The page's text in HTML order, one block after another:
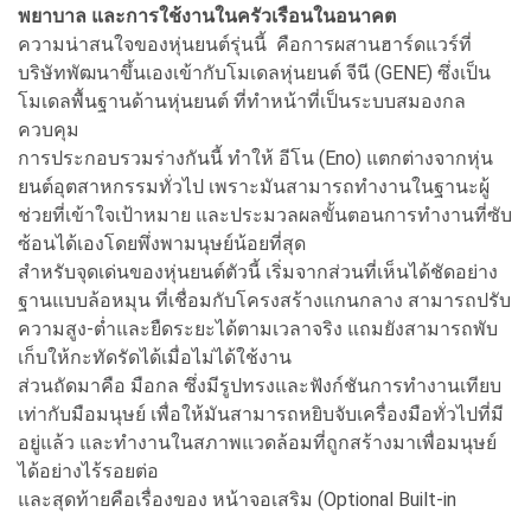
พยาบาล และการใช้งานในครัวเรือนในอนาคต
ความน่าสนใจของหุ่นยนต์รุ่นนี้ คือการผสานฮาร์ดแวร์ที่
บริษัทพัฒนาขึ้นเองเข้ากับโมเดลหุ่นยนต์ จีนี (GENE) ซึ่งเป็น
โมเดลพื้นฐานด้านหุ่นยนต์ ที่ทำหน้าที่เป็นระบบสมองกล
ควบคุม
การประกอบรวมร่างกันนี้ ทำให้ อีโน (Eno) แตกต่างจากหุ่น
ยนต์อุตสาหกรรมทั่วไป เพราะมันสามารถทำงานในฐานะผู้
ช่วยที่เข้าใจเป้าหมาย และประมวลผลขั้นตอนการทำงานที่ซับ
ซ้อนได้เองโดยพึ่งพามนุษย์น้อยที่สุด
สำหรับจุดเด่นของหุ่นยนต์ตัวนี้ เริ่มจากส่วนที่เห็นได้ชัดอย่าง
ฐานแบบล้อหมุน ที่เชื่อมกับโครงสร้างแกนกลาง สามารถปรับ
ความสูง-ต่ำและยืดระยะได้ตามเวลาจริง แถมยังสามารถพับ
เก็บให้กะทัดรัดได้เมื่อไม่ได้ใช้งาน
ส่วนถัดมาคือ มือกล ซึ่งมีรูปทรงและฟังก์ชันการทำงานเทียบ
เท่ากับมือมนุษย์ เพื่อให้มันสามารถหยิบจับเครื่องมือทั่วไปที่มี
อยู่แล้ว และทำงานในสภาพแวดล้อมที่ถูกสร้างมาเพื่อมนุษย์
ได้อย่างไร้รอยต่อ
และสุดท้ายคือเรื่องของ หน้าจอเสริม (Optional Built-in